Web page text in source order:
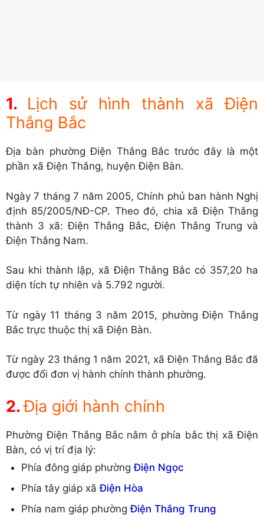
Lịch sử hình thành xã Điện
Thắng Bắc
Địa bàn phường Điện Thắng Bắc trước đây là một
phần xã Điện Thắng, huyện Điện Bàn.
Ngày 7 tháng 7 năm 2005, Chính phủ ban hành Nghị
định 85/2005/NĐ-CP. Theo đó, chia xã Điện Thắng
thành 3 xã: Điện Thắng Bắc, Điện Thắng Trung và
Điện Thắng Nam.
Sau khi thành lập, xã Điện Thắng Bắc có 357,20 ha
diện tích tự nhiên và 5.792 người.
Từ ngày 11 tháng 3 năm 2015, phường Điện Thắng
Bắc trực thuộc thị xã Điện Bàn.
Từ ngày 23 tháng 1 năm 2021, xã Điện Thắng Bắc đã
được đổi đơn vị hành chính thành phường.
Địa giới hành chính
Phường Điện Thắng Bắc nằm ở phía bắc thị xã Điện
Bàn, có vị trí địa lý:
Phía đông giáp phườngĐiện Ngọc
Phía tây giáp xãĐiện Hòa
Phía nam giáp phườngĐiện Thắng Trung